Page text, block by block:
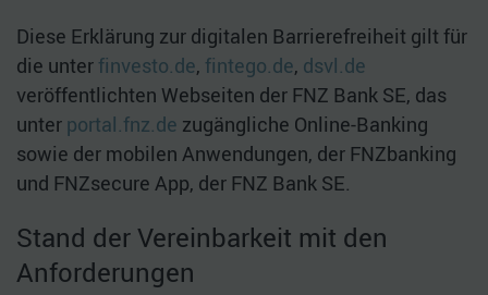
Diese Erklärung zur digitalen Barrierefreiheit gilt für
die unter finvesto.de, fintego.de, dsvl.de
veröffentlichten Webseiten der FNZ Bank SE, das
unter portal.fnz.de zugängliche Online-Banking
sowie der mobilen Anwendungen, der FNZbanking
und FNZsecure App, der FNZ Bank SE.
Stand der Vereinbarkeit mit den
Anforderungen